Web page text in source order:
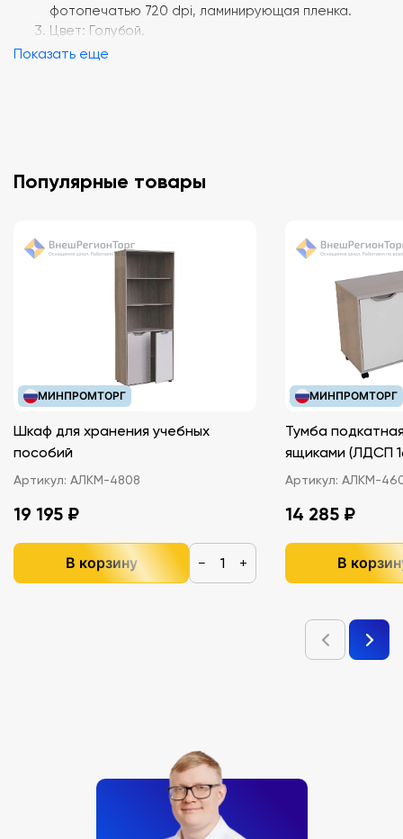
фотопечатью 720 dpi, ламинирующая пленка.
Цвет: Голубой.
Показать еще
Популярные товары
МИНПРОМТОРГ
Шкаф для хранения учебных
пособий
Артикул: АЛКМ-4808
19 195 ₽
В корзину − +
МИНПРОМТОРГ
Тумба
ящиками
Артикул: АЛКМ-
14 285 ₽
В